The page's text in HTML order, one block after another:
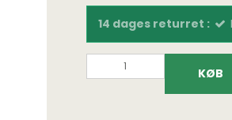
14 dages returret :
KØB